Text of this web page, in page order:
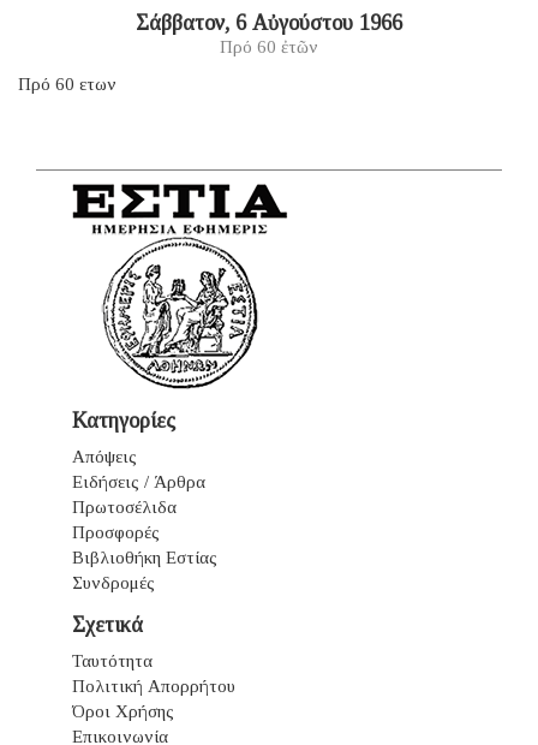
Σάββατον, 6 Αὐγούστου 1966
Πρό 60 ἐτῶν
Πρό 60 ετων
Κατηγορίες
Απόψεις
Ειδήσεις / Άρθρα
Πρωτοσέλιδα
Προσφορές
Βιβλιοθήκη Εστίας
Συνδρομές
Σχετικά
Ταυτότητα
Πολιτική Απορρήτου
Όροι Χρήσης
Επικοινωνία